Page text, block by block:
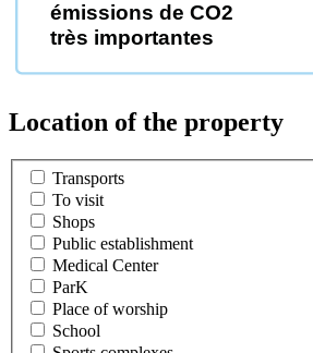
émissions de CO2
très importantes
Location of the property
Transports
To visit
Shops
Public establishment
Medical Center
ParK
Place of worship
School